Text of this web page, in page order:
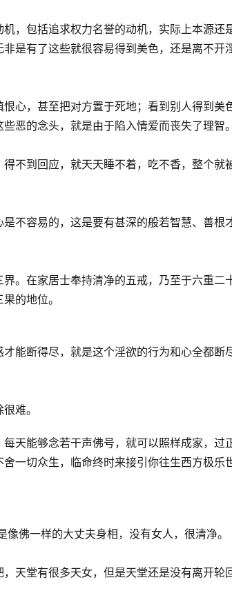
，包括追求权力名誉的动机，实际上本源还
是有了这些就很容易得到美色，还是离不开
心，甚至把对方置于死地；看到别人得到美
恶的念头，就是由于陷入情爱而丧失了理智
不到回应，就天天睡不着，吃不香，整个就
不容易的，这是要有甚深的般若智慧、善根
。在家居士奉持清净的五戒，乃至于六重二
的地位。
能断得尽，就是这个淫欲的行为和心全都断
难。
天能够念若干声佛号，就可以照样成家，过
一切众生，临命终时来接引你往生西方极乐
佛一样的大丈夫身相，没有女人，很清净。
天堂有很多天女，但是天堂还是没有离开轮